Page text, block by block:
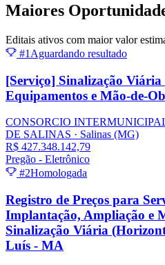
Maiores
Editais ativos com maior valor
#1 Aguardando resultado
[Serviço] Sinalização
Equipamentos e Mão-de-
CONSORCIO
DE SALINAS · Salinas (MG)
R$ 427.348.142,79
Pregão - Eletrônico
#2Homologada
Registro de Preços para
Implantação, Ampliação e
Sinalização Viária
Luís - MA